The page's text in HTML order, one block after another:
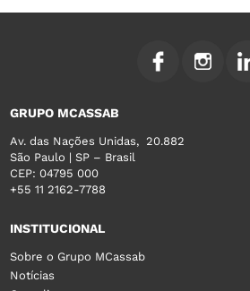
GRUPO MCASSAB
Av. das Nações Unidas, 20.882
São Paulo | SP – Brasil
CEP: 04795 000
+55 11 2162-7788
INSTITUCIONAL
Sobre o Grupo MCassab
Notícias